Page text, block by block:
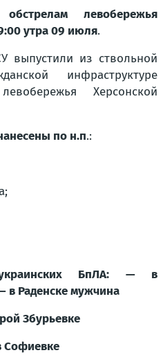
левобережья
утра 09 июля.
выпустили из ствольной
инфраструктуре
Херсонской
по н.п.:
БпЛА: — в
в Раденске мужчина
Збурьевке